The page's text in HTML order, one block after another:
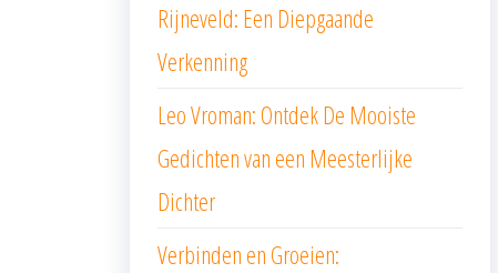
Rijneveld: Een Diepgaande
Verkenning
Leo Vroman: Ontdek De Mooiste
Gedichten van een Meesterlijke
Dichter
Verbinden en Groeien: